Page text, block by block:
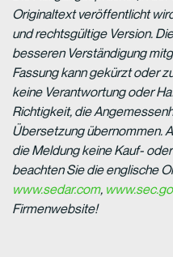
Originaltext veröffentlicht
und rechtsgültige Version.
besseren Verständigung
Fassung kann gekürzt oder
keine Verantwortung oder
Richtigkeit, die
Übersetzung übernommen.
die Meldung keine Kauf-
beachten Sie die englische
www.sedar.com,
Firmenwebsite!